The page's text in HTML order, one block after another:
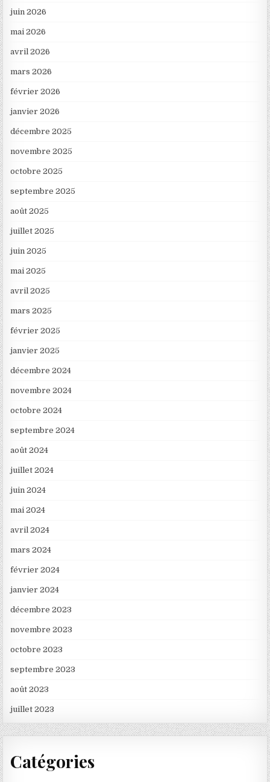
juin 2026
mai 2026
avril 2026
mars 2026
février 2026
janvier 2026
décembre 2025
novembre 2025
octobre 2025
septembre 2025
août 2025
juillet 2025
juin 2025
mai 2025
avril 2025
mars 2025
février 2025
janvier 2025
décembre 2024
novembre 2024
octobre 2024
septembre 2024
août 2024
juillet 2024
juin 2024
mai 2024
avril 2024
mars 2024
février 2024
janvier 2024
décembre 2023
novembre 2023
octobre 2023
septembre 2023
août 2023
juillet 2023
Catégories